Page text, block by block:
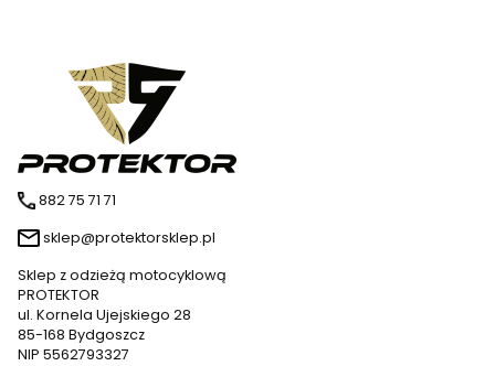
882 75 71 71
sklep@protektorsklep.pl
Sklep z odzieżą motocyklową
PROTEKTOR
ul. Kornela Ujejskiego 28
85-168 Bydgoszcz
NIP 5562793327